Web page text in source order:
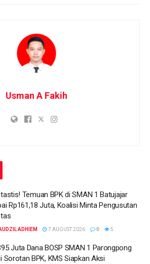
Usman A Fakih
Temuan BPK di SMAN 1 Batujajar
Rp161,18 Juta, Koalisi Minta Pengusutan
ADHIEM 7 AUGUST 2026 0 5
Juta Dana BOSP SMAN 1 Parongpong
Sorotan BPK, KMS Siapkan Aksi